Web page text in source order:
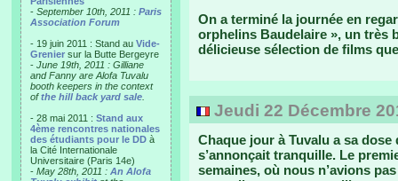
- September 10th, 2011 : Paris
Association Forum
- 19 juin 2011 : Stand au Vide-
Grenier sur la Butte Bergeyre
- June 19th, 2011 : Gilliane
and Fanny are Alofa Tuvalu
booth keepers in the context
ofthe hill back yard sale
- 28 mai 2011 : Stand aux
4ème rencontres nationales
des étudiants pour le DD à
la Cité Internationale
Universitaire (Paris 14e)
- May 28th, 2011 : An Alofa
On a terminé la journée en
orphelins Baudelaire », un très
délicieuse sélection de films
Jeudi 22 Décembre
Chaque jour à Tuvalu a sa
s’annonçait tranquille. Le
semaines, où nous n’avions